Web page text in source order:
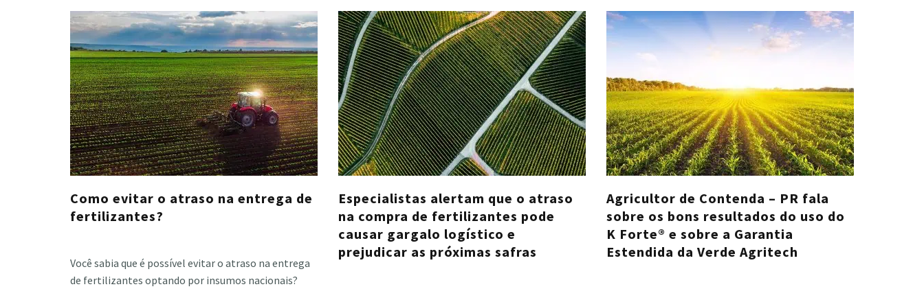
Como evitar o atraso na entrega de
fertilizantes?
Você sabia que é possível evitar o atraso na entrega
de fertilizantes optando por insumos nacionais?
Especialistas alertam que o atraso
na compra de fertilizantes pode
causar gargalo logístico e
prejudicar as próximas safras
Agricultor de Contenda – PR fala
sobre os bons resultados do uso do
K Forte® e sobre a Garantia
Estendida da Verde Agritech